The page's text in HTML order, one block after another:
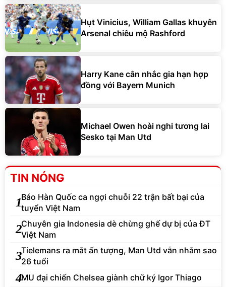
Hụt Vinicius, William Gallas khuyên
Arsenal chiêu mộ Rashford
Harry Kane cân nhắc gia hạn hợp
đồng với Bayern Munich
Michael Owen hoài nghi tương lai
Sesko tại Man Utd
TIN NÓNG
1Báo Hàn Quốc ca ngợi chuỗi 22 trận bất bại của
tuyển Việt Nam
2Chuyên gia Indonesia dè chừng ghế dự bị của ĐT
Việt Nam
3Tielemans ra mắt ấn tượng, Man Utd vẫn nhắm sao
26 tuổi
4MU đại chiến Chelsea giành chữ ký Igor Thiago